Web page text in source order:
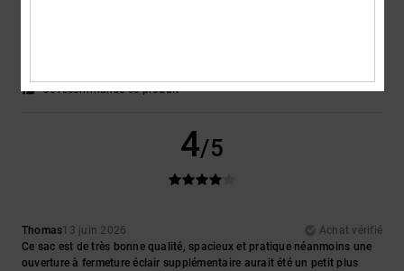
Je recommande ce produit
4/5
Thomas13 juin 2026
Achat vérifié
Ce sac est de très bonne qualité, spacieux et pratique néanmoins une
ouverture à fermeture éclair supplémentaire aurait été un petit plus